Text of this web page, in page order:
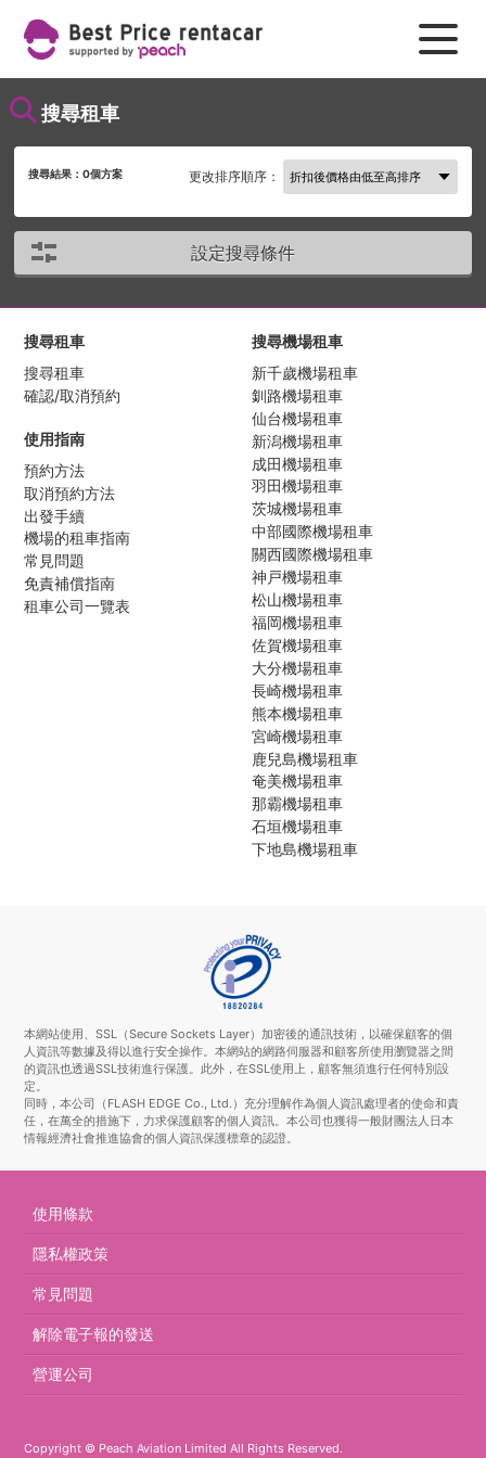
搜尋租車
搜尋結果：0個方案 更改排序順序：
設定搜尋條件
搜尋租車
搜尋租車
確認/取消預約
使用指南
預約方法
取消預約方法
出發手續
機場的租車指南
常見問題
免責補償指南
租車公司一覽表
搜尋機場租車
新千歲機場租車
釧路機場租車
仙台機場租車
新潟機場租車
成田機場租車
羽田機場租車
茨城機場租車
中部國際機場租車
關西國際機場租車
神戸機場租車
松山機場租車
福岡機場租車
佐賀機場租車
大分機場租車
長崎機場租車
熊本機場租車
宮崎機場租車
鹿兒島機場租車
奄美機場租車
那霸機場租車
石垣機場租車
下地島機場租車
本網站使用、SSL（Secure Sockets Layer）加密後的通訊技術，以確保顧客的個
人資訊等數據及得以進行安全操作。本網站的網路伺服器和顧客所使用瀏覽器之間
的資訊也透過SSL技術進行保護。此外，在SSL使用上，顧客無須進行任何特別設
定。
同時，本公司（FLASH EDGE Co., Ltd.）充分理解作為個人資訊處理者的使命和責
任，在萬全的措施下，力求保護顧客的個人資訊。本公司也獲得一般財團法人日本
情報經濟社會推進協會的個人資訊保護標章的認證。
使用條款
隱私權政策
常見問題
解除電子報的發送
營運公司
Copyright © Peach Aviation Limited All Rights Reserved.